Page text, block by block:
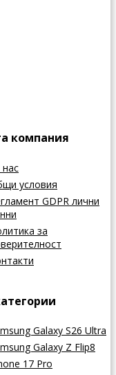
компания
нас
условия
GDPR лични
за
Galaxy S26 Ultra
Galaxy Z Flip8
17 Pro